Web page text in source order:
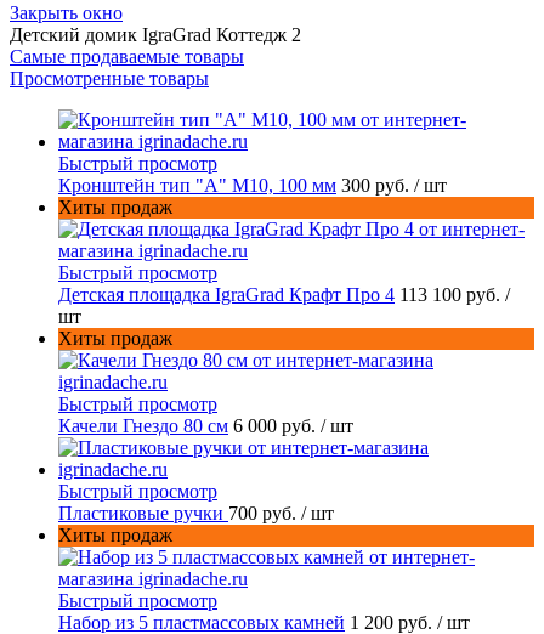
Закрыть окно
Детский домик IgraGrad Коттедж 2
Самые продаваемые товары
Просмотренные товары
Быстрый просмотр
Кронштейн тип "A" M10, 100 мм 300 руб. / шт
Хиты продаж
Быстрый просмотр
Детская площадка IgraGrad Крафт Про 4 113 100 руб. /
шт
Хиты продаж
Быстрый просмотр
Качели Гнездо 80 см 6 000 руб. / шт
Быстрый просмотр
Пластиковые ручки 700 руб. / шт
Хиты продаж
Быстрый просмотр
Набор из 5 пластмассовых камней 1 200 руб. / шт